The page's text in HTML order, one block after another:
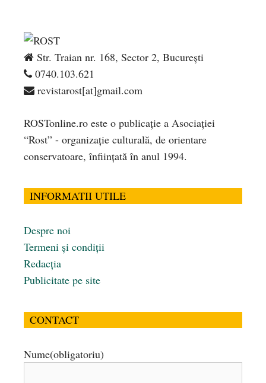
Str. Traian nr. 168, Sector 2, București
0740.103.621
revistarost[at]gmail.com
ROSTonline.ro este o publicaţie a Asociaţiei
“Rost” - organizaţie culturală, de orientare
conservatoare, înfiinţată în anul 1994.
INFORMATII UTILE
Despre noi
Termeni și condiții
Redacția
Publicitate pe site
CONTACT
Nume(obligatoriu)